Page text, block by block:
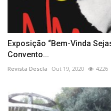
Exposição “Bem-Vinda
Convento...
Revista Descla Out 19, 2020 4226